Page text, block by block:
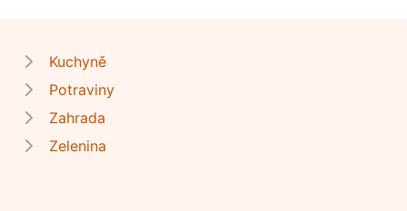
Kuchyně
Potraviny
Zahrada
Zelenina